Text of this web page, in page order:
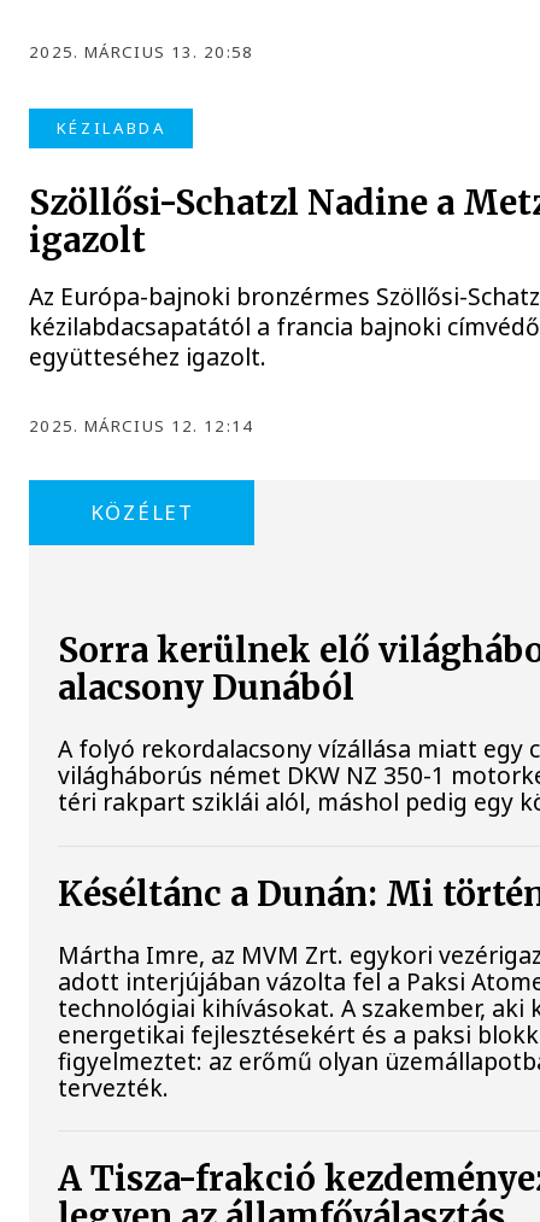
2025. MÁRCIUS 13. 20:58
KÉZILABDA
Szöllősi-Schatzl Nadine a
igazolt
Az Európa-bajnoki bronzérmes Szöllősi-
kézilabdacsapatától a francia bajnoki
együtteséhez igazolt.
2025. MÁRCIUS 12. 12:14
KÖZÉLET
Sorra kerülnek elő
alacsony Dunából
A folyó rekordalacsony vízállása miatt egy
világháborús német DKW NZ 350-1
téri rakpart sziklái alól, máshol pedig egy
Késéltánc a Dunán: Mi
Mártha Imre, az MVM Zrt. egykori
adott interjújában vázolta fel a Paksi
technológiai kihívásokat. A szakember,
energetikai fejlesztésekért és a paksi
figyelmeztet: az erőmű olyan
tervezték.
A Tisza-frakció